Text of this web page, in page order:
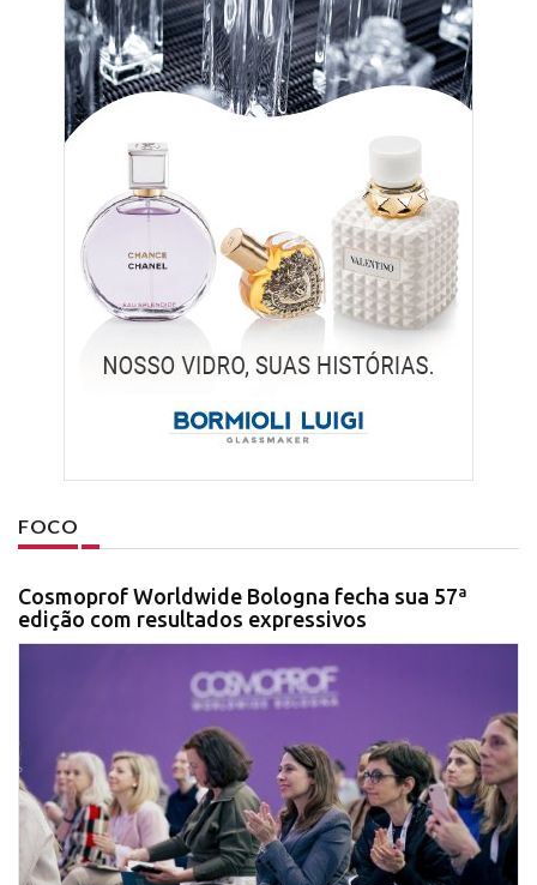
FOCO
Cosmoprof Worldwide Bologna fecha sua 57ª
edição com resultados expressivos